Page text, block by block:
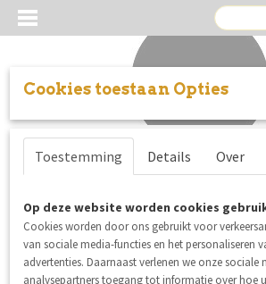
Inloggen Registreren
Cookies toestaan Opties
Toestemming Details Over
Op deze website worden cookies
Cookies worden door ons gebruikt voor
van sociale media-functies en het personaliseren
advertenties. Daarnaast verlenen we onze sociale
analysepartners toegang tot informatie over hoe